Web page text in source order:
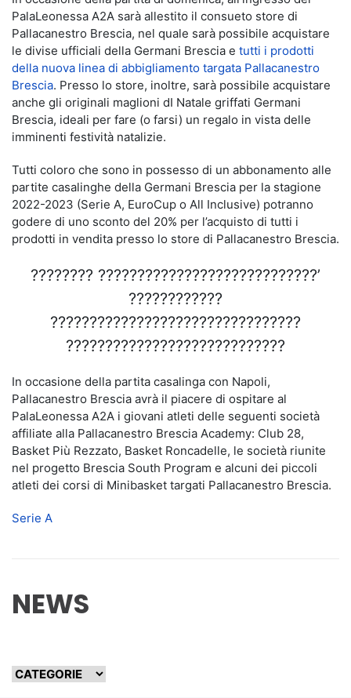
PalaLeonessa A2A sarà allestito il consueto store di
Pallacanestro Brescia, nel quale sarà possibile acquistare
le divise ufficiali della Germani Brescia e tutti i prodotti
della nuova linea di abbigliamento targata Pallacanestro
Brescia. Presso lo store, inoltre, sarà possibile acquistare
anche gli originali maglioni dI Natale griffati Germani
Brescia, ideali per fare (o farsi) un regalo in vista delle
imminenti festività natalizie.
Tutti coloro che sono in possesso di un abbonamento alle
partite casalinghe della Germani Brescia per la stagione
2022-2023 (Serie A, EuroCup o All Inclusive) potranno
godere di uno sconto del 20% per l’acquisto di tutti i
prodotti in vendita presso lo store di Pallacanestro Brescia.
???????? ????????????????????????????’
????????????
????????????????????????????????
????????????????????????????
In occasione della partita casalinga con Napoli,
Pallacanestro Brescia avrà il piacere di ospitare al
PalaLeonessa A2A i giovani atleti delle seguenti società
affiliate alla Pallacanestro Brescia Academy: Club 28,
Basket Più Rezzato, Basket Roncadelle, le società riunite
nel progetto Brescia South Program e alcuni dei piccoli
atleti dei corsi di Minibasket targati Pallacanestro Brescia.
Serie A
NEWS